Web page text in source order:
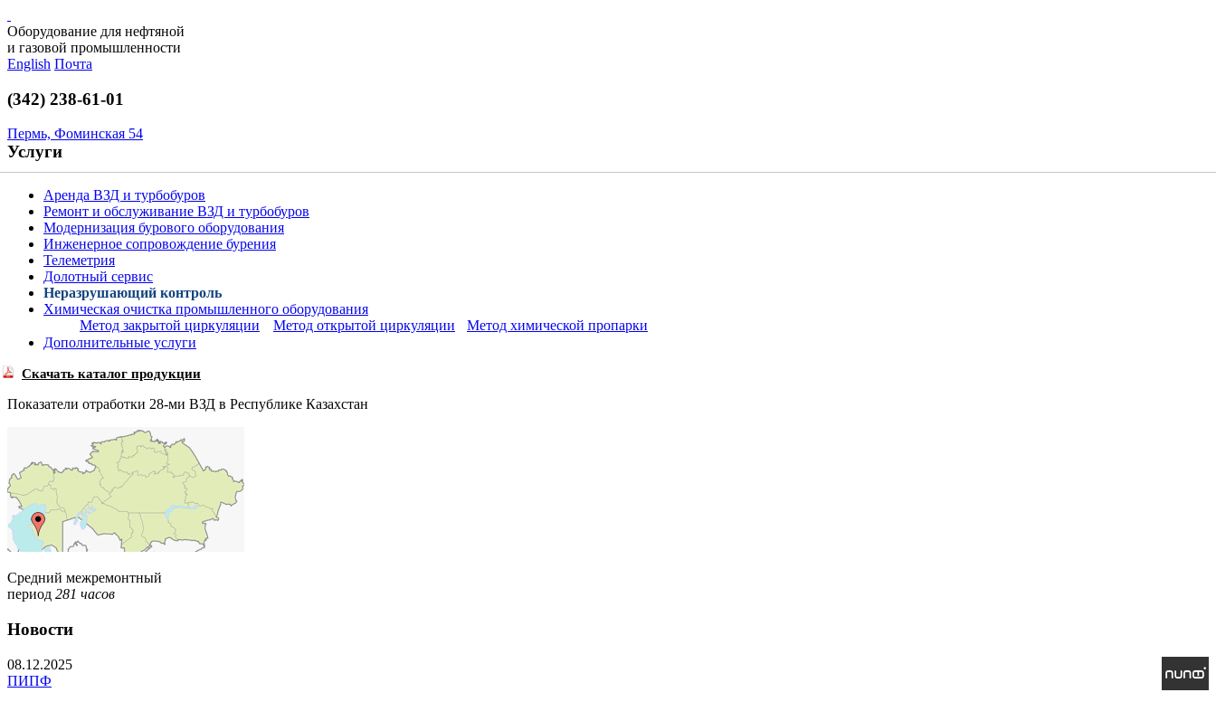
Оборудование для нефтяной
и газовой промышленности
English Почта
(342) 238-61-01
Пермь, Фоминская 54
Услуги
Аренда ВЗД и турбобуров
Ремонт и обслуживание ВЗД и турбобуров
Модернизация бурового оборудования
Инженерное сопровождение бурения
Телеметрия
Долотный сервис
Неразрушающий контроль
Химическая очистка промышленного оборудования
Метод закрытой циркуляции
Метод открытой циркуляции
Метод химической пропарки
Дополнительные услуги
Скачать каталог продукции
Показатели отработки 28-ми ВЗД в Республике Казахстан
Средний межремонтный
период 281 часов
Новости
08.12.2025
ПИПФ